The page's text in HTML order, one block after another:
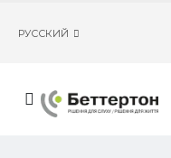
РУССКИЙ